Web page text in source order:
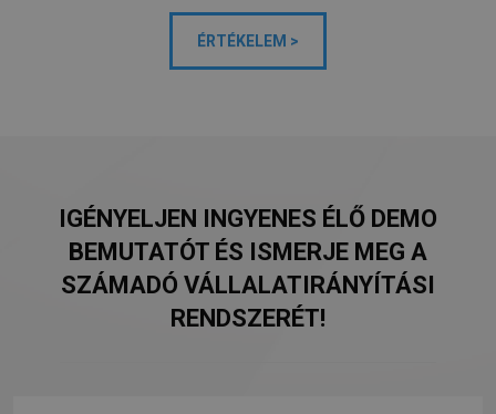
ÉRTÉKELEM >
IGÉNYELJEN INGYENES ÉLŐ DEMO
BEMUTATÓT ÉS ISMERJE MEG A
SZÁMADÓ VÁLLALATIRÁNYÍTÁSI
RENDSZERÉT!